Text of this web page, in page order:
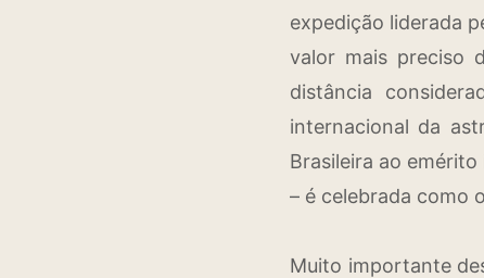
expedição liderada
valor mais preciso
distância
internacional da
Brasileira ao
– é celebrada como
Muito importante